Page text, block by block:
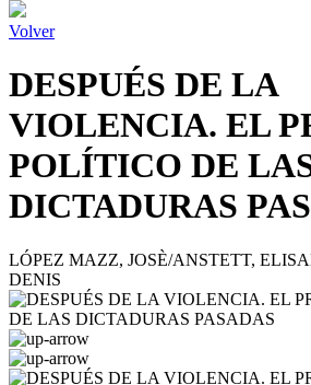
Volver
DESPUÉS DE LA
VIOLENCIA. EL
POLÍTICO DE
DICTADURAS
LÓPEZ MAZZ, JOSÈ/ANSTETT,
DENIS